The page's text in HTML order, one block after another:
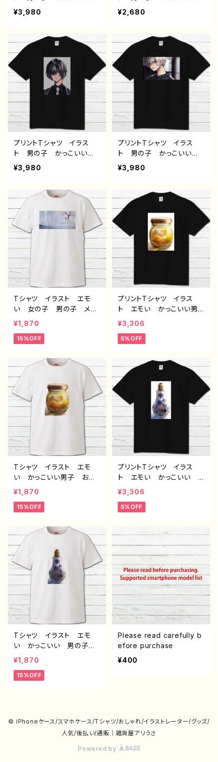
イケメン 少年 おしゃ
れ エモい 病みかわい
黒髪 スーツ ピアス 綺
麗 風景 夜景 美しい
景色 メンズ レディー
ス おしゃれ 個性的 お
すすめ 人気 イラストレ
ーター 絵師 クリエイタ
ル デザイン グッズ タイ
トル：黒野京デザイン33
作：黒野京
¥3,980
イケメン 少年 おしゃ
れ エモい 病みかわい
黒髪 スーツ ピアス 綺
麗 風景 夜景 美しい
景色 メンズ レディー
ス おしゃれ 個性的 お
すすめ 人気 イラストレ
ル デザイン グッズ タイ
トル：黒野京デザイン33
作：黒野京
¥2,680
プリントTシャツ イラス
ト 男の子 かっこいい
イケメン 少年 おしゃ
れ エモい 病みかわい
黒髪 スーツ ピアス メ
ンズ レディース おしゃ
れ 個性的 おすすめ 人
気 イラストレーター 絵
師 クリエイター 黒 半
袖シャツ デザイン コラ
ボ オリジナル デザイ
ン グッズ タイトル：黒野
京デザイン32 作：黒野京
¥3,980
プリントTシャツ イラス
ト 男の子 かっこいい
イケメン 少年 おしゃ
れ エモい 病みかわい
白髪 銀髪 ピアス メン
ズ レディース おしゃ
れ 個性的 おすすめ 人
気 イラストレーター 絵
師 クリエイター 黒 半
袖シャツ デザイン コラ
京デザイン31 作：黒野京
¥3,980
Tシャツ イラスト エモ
い 女の子 男の子 メン
ズ レディース おしゃ
れ 白 個性的 おすす
め 人気 イラストレータ
ザイン コラボ オリジナ
ル デザイン グッズ タイ
トル：斑雪 作：アナ B-2
¥1,870
15%OFF
プリントTシャツ イラス
ト エモい かっこいい男
子 おしゃれ メンズ レ
ディース おしゃれ 黒
個性的 おすすめ 人気
クリエイター オリジナル
デザイン グッズ 半袖シャ
ツ デザイン コラボ タ
イトル：フェアリウム(黄)
作：アナ F-5
¥3,306
5%OFF
Tシャツ イラスト エモ
い かっこいい男子 おし
ゃれ メンズ レディース
おしゃれ 白 個性的 お
すすめ 人気 イラストレ
ー デザイン コラボ オ
リジナル デザイン グッ
ズ 半袖シャツ タイトル：
フェアリウム(黄) 作：ア
ナ B-2
¥1,870
15%OFF
プリントTシャツ イラス
ト エモい かっこいい
男の子 おしゃれ イケメ
ン ショタ メンズ レディ
ース 黒 個性的 おすす
ズ 半袖シャツ デザイ
ン コラボ タイトル：フェ
アリウム(青) 作：アナ F-
5
¥3,306
5%OFF
Tシャツ イラスト エモ
い かっこいい 男の子
おしゃれ イケメン ショ
タ メンズ レディース
白 個性的 おすすめ 人
デザイン グッズ 半袖シャ
(青) 作：アナ B-2
¥1,870
15%OFF
Please read carefully b
efore purchase
¥400
© iPhoneケース/スマホケース/Tシャツ/おしゃれ/イラストレーター/グッズ/
人気/後払い/通販｜雑貨屋アリうさ
Powered by